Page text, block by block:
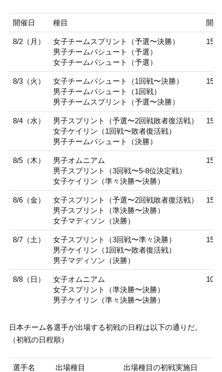
開催日 種目 開
8/2（月）
女子チームスプリント（予選〜決勝）
男子チームパシュート（予選）
女子チームパシュート（予選）
8/3（火）
女子チームパシュート（1回戦〜決勝）
男子チームパシュート（1回戦）
男子チームスプリント（予選〜決勝）
8/4（水）
男子スプリント（予選〜2回戦敗者復活戦）
女子ケイリン（1回戦〜敗者復活戦）
男子チームパシュート（決勝）
8/5（木）
男子オムニアム
男子スプリント（3回戦〜5-8位決定戦）
女子ケイリン（準々決勝〜決勝）
8/6（金）
女子スプリント（予選〜2回戦敗者復活戦）
男子スプリント（準決勝〜決勝）
女子マディソン（決勝）
8/7（土）
女子スプリント（3回戦〜準々決勝）
男子ケイリン（1回戦〜敗者復活戦）
男子マディソン（決勝）
8/8（日）
女子オムニアム
女子スプリント（準決勝〜決勝）
男子ケイリン（準々決勝〜決勝）
日本チーム各選手が出場する初戦の日程は以下の通りだ。
（初戦の日程順）
選手名 出場種目 出場種目の初戦実施日